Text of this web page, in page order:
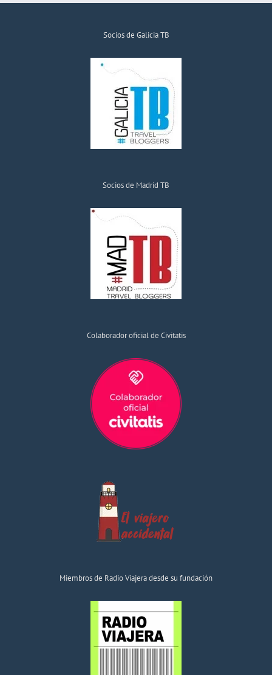
Socios de Galicia TB
Socios de Madrid TB
Colaborador oficial de Civitatis
Miembros de Radio Viajera desde su fundación